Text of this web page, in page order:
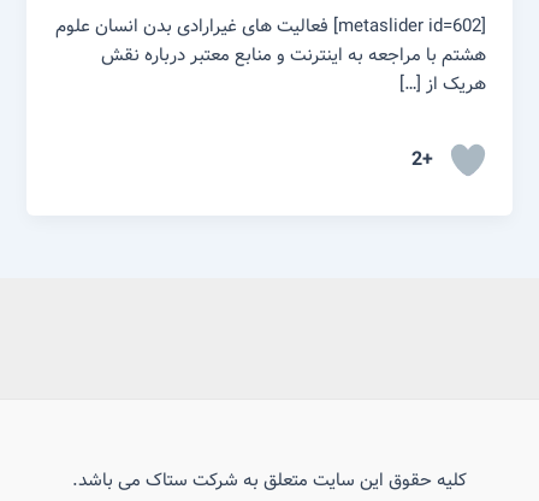
[metaslider id=602] فعالیت های غیرارادی بدن انسان علوم
هشتم با مراجعه به اینترنت و منابع معتبر درباره نقش
هریک از […]
+2
کلیه حقوق این سایت متعلق به شرکت ستاک می باشد.